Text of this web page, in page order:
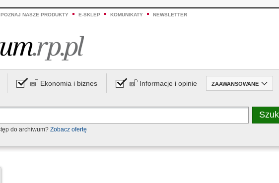
POZNAJ NASZE PRODUKTY E-SKLEP KOMUNIKATY NEWSLETTER
Ekonomia i biznes Informacje i opinie ZAAWANSOWANE
do archiwum? Zobacz ofertę